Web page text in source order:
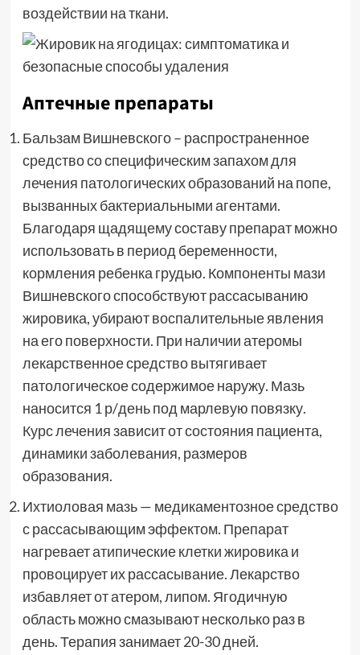
воздействии на ткани.
Аптечные препараты
Бальзам Вишневского – распространенное
средство со специфическим запахом для
лечения патологических образований на попе,
вызванных бактериальными агентами.
Благодаря щадящему составу препарат можно
использовать в период беременности,
кормления ребенка грудью. Компоненты мази
Вишневского способствуют рассасыванию
жировика, убирают воспалительные явления
на его поверхности. При наличии атеромы
лекарственное средство вытягивает
патологическое содержимое наружу. Мазь
наносится 1 р/день под марлевую повязку.
Курс лечения зависит от состояния пациента,
динамики заболевания, размеров
образования.
Ихтиоловая мазь — медикаментозное средство
с рассасывающим эффектом. Препарат
нагревает атипические клетки жировика и
провоцирует их рассасывание. Лекарство
избавляет от атером, липом. Ягодичную
область можно смазывают несколько раз в
день. Терапия занимает 20-30 дней.